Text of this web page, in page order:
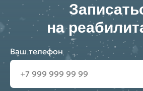
на
Ваш телефон